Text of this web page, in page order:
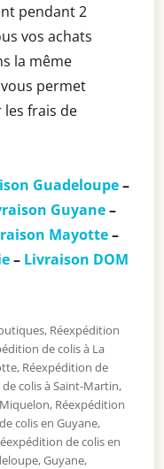
pendant 2
vos achats
la même
permet
les frais de
Guadeloupe–
Guyane–
Mayotte–
– Livraison DOM
, Réexpédition
de colis à La
, Réexpédition de
colis à Saint-Martin,
, Réexpédition
colis en Guyane,
de colis en
,Guyane,